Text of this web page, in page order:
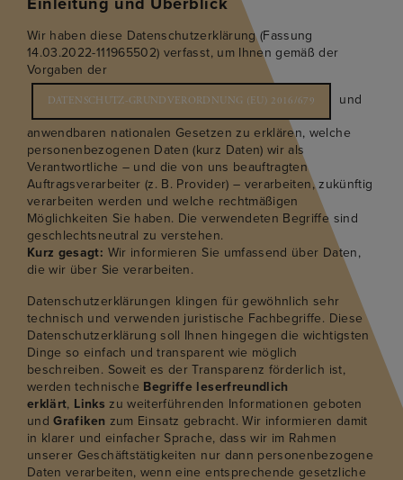
Wir haben diese Datenschutzerklärung (Fassung
14.03.2022-111965502) verfasst, um Ihnen gemäß der
Vorgaben der
DATENSCHUTZ-GRUNDVERORDNUNG (EU) 2016/679
und
anwendbaren nationalen Gesetzen zu erklären, welche
personenbezogenen Daten (kurz Daten) wir als
Verantwortliche – und die von uns beauftragten
Auftragsverarbeiter (z. B. Provider) – verarbeiten, zukünftig
verarbeiten werden und welche rechtmäßigen
Möglichkeiten Sie haben. Die verwendeten Begriffe sind
geschlechtsneutral zu verstehen.
Kurz gesagt: Wir informieren Sie umfassend über Daten,
die wir über Sie verarbeiten.
Datenschutzerklärungen klingen für gewöhnlich sehr
technisch und verwenden juristische Fachbegriffe. Diese
Datenschutzerklärung soll Ihnen hingegen die wichtigsten
Dinge so einfach und transparent wie möglich
beschreiben. Soweit es der Transparenz förderlich ist,
werden technische Begriffe leserfreundlich
erklärt, Links zu weiterführenden Informationen geboten
undGrafiken zum Einsatz gebracht. Wir informieren damit
in klarer und einfacher Sprache, dass wir im Rahmen
unserer Geschäftstätigkeiten nur dann personenbezogene
Daten verarbeiten, wenn eine entsprechende gesetzliche